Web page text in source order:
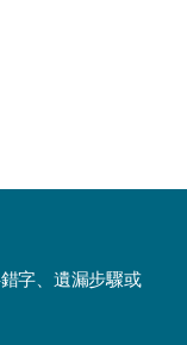
字、遺漏步驟或